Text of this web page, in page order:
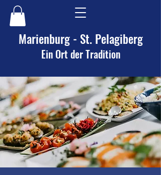
Marienburg - St. Pelagiberg
Ein Ort der Tradition